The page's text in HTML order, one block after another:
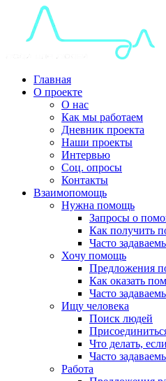
Главная
О проекте
О нас
Как мы работаем
Дневник проекта
Наши проекты
Интервью
Соц. опросы
Контакты
Взаимопомощь
Нужна помощь
Запросы о
Как получить
Часто
Хочу помощь
Предложения
Как оказать
Часто
Ищу человека
Поиск людей
Что делать,
Часто
Работа